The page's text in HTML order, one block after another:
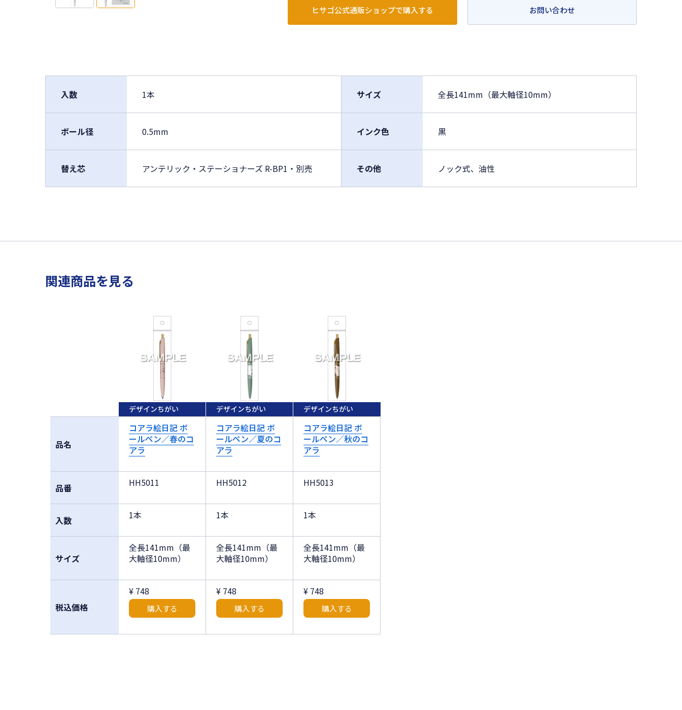
ヒサゴ公式通販ショップで購入する お問い合わせ
入数 1本 サイズ 全長141mm（最大軸径10mm）
ボール径 0.5mm インク色 黒
替え芯 アンテリック・ステーショナーズ R-BP1・別売 その他 ノック式、油性
関連商品を見る
品名
品番
入数
サイズ
税込価格
デザインちがい
コアラ絵日記 ボ
ールペン／春のコ
アラ
HH5011
1本
全長141mm（最
大軸径10mm）
¥ 748
購入する
デザインちがい
コアラ絵日記 ボ
ールペン／夏のコ
アラ
HH5012
1本
全長141mm（最
大軸径10mm）
¥ 748
購入する
デザインちがい
コアラ絵日記 ボ
ールペン／秋のコ
アラ
HH5013
1本
全長141mm（最
大軸径10mm）
¥ 748
購入する